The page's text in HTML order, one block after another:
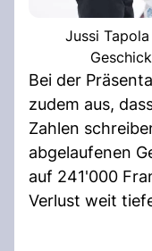
Jussi
Bei der
zudem aus,
Zahlen
abgelaufenen
auf 241'000
Verlust weit